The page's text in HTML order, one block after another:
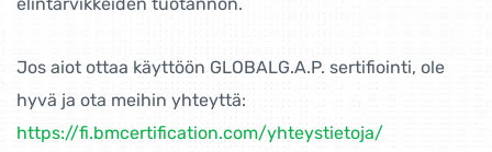
elintarvikkeiden tuotannon.
Jos aiot ottaa käyttöön GLOBALG.A.P. sertifiointi, ole
hyvä ja ota meihin yhteyttä:
https://fi.bmcertification.com/yhteystietoja/